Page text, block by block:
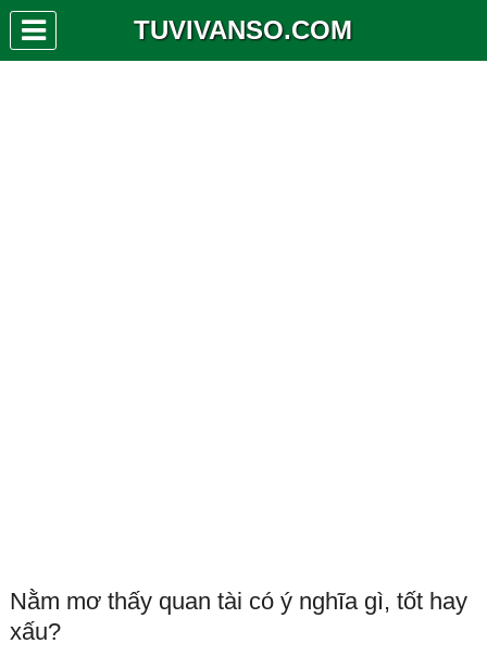
TUVIVANSO.COM
Nằm mơ thấy quan tài có ý nghĩa gì, tốt hay
xấu?